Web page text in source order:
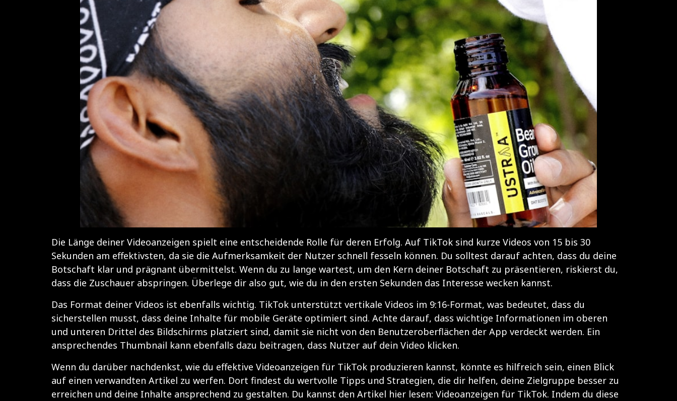
Die Länge deiner Videoanzeigen spielt eine entscheidende Rolle für deren Erfolg. Auf TikTok sind kurze Videos von 15 bis 30
Sekunden am effektivsten, da sie die Aufmerksamkeit der Nutzer schnell fesseln können. Du solltest darauf achten, dass du deine
Botschaft klar und prägnant übermittelst. Wenn du zu lange wartest, um den Kern deiner Botschaft zu präsentieren, riskierst du,
dass die Zuschauer abspringen. Überlege dir also gut, wie du in den ersten Sekunden das Interesse wecken kannst.
Das Format deiner Videos ist ebenfalls wichtig. TikTok unterstützt vertikale Videos im 9:16-Format, was bedeutet, dass du
sicherstellen musst, dass deine Inhalte für mobile Geräte optimiert sind. Achte darauf, dass wichtige Informationen im oberen
und unteren Drittel des Bildschirms platziert sind, damit sie nicht von den Benutzeroberflächen der App verdeckt werden. Ein
ansprechendes Thumbnail kann ebenfalls dazu beitragen, dass Nutzer auf dein Video klicken.
Wenn du darüber nachdenkst, wie du effektive Videoanzeigen für TikTok produzieren kannst, könnte es hilfreich sein, einen Blick
auf einen verwandten Artikel zu werfen. Dort findest du wertvolle Tipps und Strategien, die dir helfen, deine Zielgruppe besser zu
erreichen und deine Inhalte ansprechend zu gestalten. Du kannst den Artikel hier lesen: Videoanzeigen für TikTok. Indem du diese